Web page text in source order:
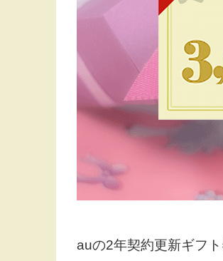
auの2年契約更新ギフ